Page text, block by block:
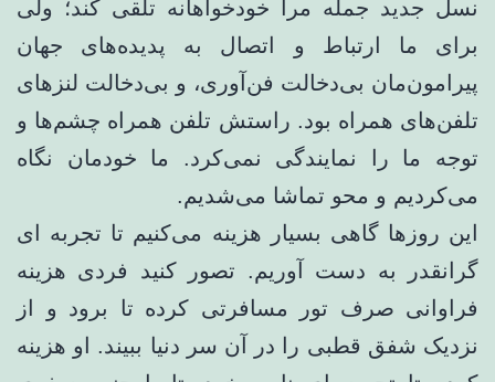
نسل جدید جمله مرا خودخواهانه تلقی کند؛ ولی
برای ما ارتباط و اتصال به پدیده‌های جهان
پیرامون‌مان بی‌دخالت فن‌آوری، و بی‌دخالت لنزهای
تلفن‌های همراه بود. راستش تلفن همراه چشم‌ها و
توجه ما را نمایندگی نمی‌کرد. ما خودمان نگاه
می‌کردیم و محو تماشا می‌شدیم.
این روزها گاهی بسیار هزینه می‌کنیم تا تجربه ای
گرانقدر به دست آوریم. تصور کنید فردی هزینه
فراوانی صرف تور مسافرتی کرده تا برود و از
نزدیک شفق قطبی را در آن سر دنیا ببیند. او هزینه